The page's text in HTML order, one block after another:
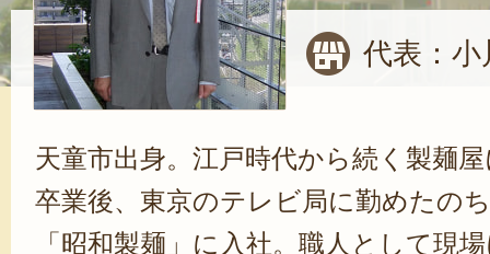
代表：小
天童市出身。江戸時代から続く製麺
卒業後、東京のテレビ局に勤めたの
「昭和製麺」に入社。職人として現